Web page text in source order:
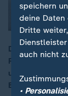
Die Interschutz
und findet
Eindrücke mit
speichern
deine
Dritte
auch nicht
•